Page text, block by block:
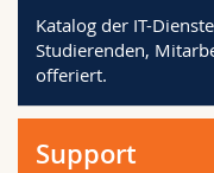
Interfakultär
Mitarbeitende
Doktorierende
Webmail
MyUnifr
Katalog der IT-
Studierenden,
offeriert.
Support